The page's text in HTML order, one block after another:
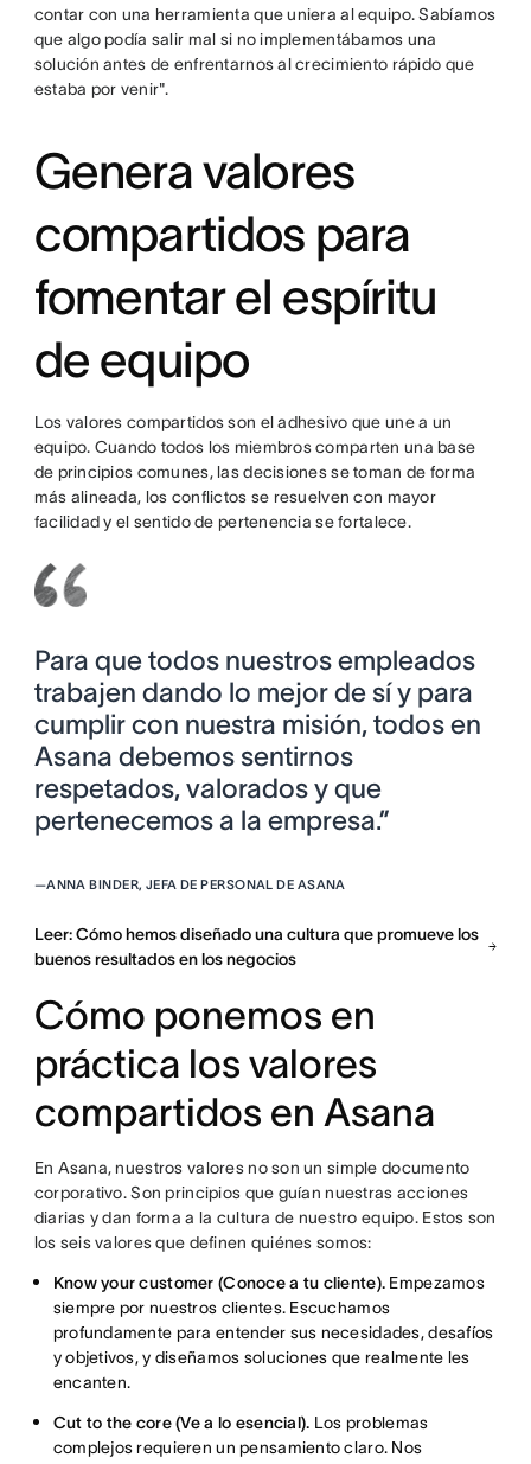
contar con una herramienta que uniera al equipo. Sabíamos
que algo podía salir mal si no implementábamos una
solución antes de enfrentarnos al crecimiento rápido que
estaba por venir".
Genera valores
compartidos para
fomentar el espíritu
de equipo
Los valores compartidos son el adhesivo que une a un
equipo. Cuando todos los miembros comparten una base
de principios comunes, las decisiones se toman de forma
más alineada, los conflictos se resuelven con mayor
facilidad y el sentido de pertenencia se fortalece.
Para que todos nuestros empleados
trabajen dando lo mejor de sí y para
cumplir con nuestra misión, todos en
Asana debemos sentirnos
respetados, valorados y que
pertenecemos a la empresa.”
—ANNA BINDER, JEFA DE PERSONAL DE ASANA
Leer: Cómo hemos diseñado una cultura que promueve los
buenos resultados en los negocios
Cómo ponemos en
práctica los valores
compartidos en Asana
En Asana, nuestros valores no son un simple documento
corporativo. Son principios que guían nuestras acciones
diarias y dan forma a la cultura de nuestro equipo. Estos son
los seis valores que definen quiénes somos:
Know your customer (Conoce a tu cliente). Empezamos
siempre por nuestros clientes. Escuchamos
profundamente para entender sus necesidades, desafíos
y objetivos, y diseñamos soluciones que realmente les
encanten.
Cut to the core (Ve a lo esencial). Los problemas
complejos requieren un pensamiento claro. Nos